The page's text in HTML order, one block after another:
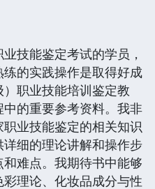
技能鉴定考试的学员，
的实践操作是取得好成
职业技能培训鉴定教
的重要参考资料。我非
业技能鉴定的相关知识
细的理论讲解和操作步
难点。我期待书中能够
理论、化妆品成分与性